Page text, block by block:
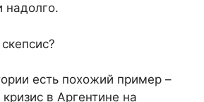
надолго.
есть похожий пример –
в Аргентине на